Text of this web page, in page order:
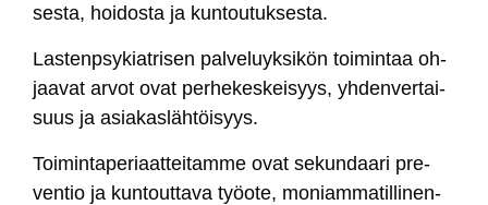
ses­ta, hoi­dos­ta ja kun­tou­tuk­ses­ta.
Las­tenp­sy­kiat­ri­sen pal­ve­luyk­si­kön toi­min­taa oh­
jaa­vat ar­vot ovat per­he­kes­kei­syys, yh­den­ver­tai­
suus ja asia­kas­läh­töi­syys.
Toi­min­ta­pe­riaat­tei­tam­me ovat se­kun­daa­ri pre­
ven­tio ja kun­tout­ta­va työo­te, mo­niam­ma­til­li­nen-